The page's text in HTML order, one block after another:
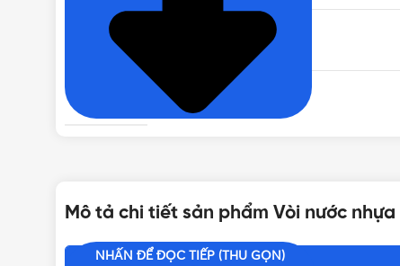
CHẤT LIỆU TAY VAN/VÒI
BẢO HÀNH
Mô tả chi tiết sản phẩm Vòi nước
NHẤN ĐỂ ĐỌC TIẾP (THU GỌN)